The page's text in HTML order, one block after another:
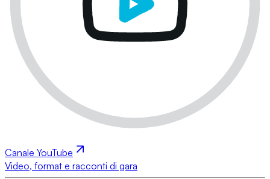
Canale YouTube
Video, format e racconti di gara